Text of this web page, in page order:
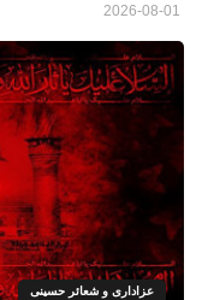
عزاداری و شعائر حسینی